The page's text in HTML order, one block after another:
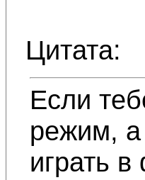
Цитата:
Если
режим, а
играть